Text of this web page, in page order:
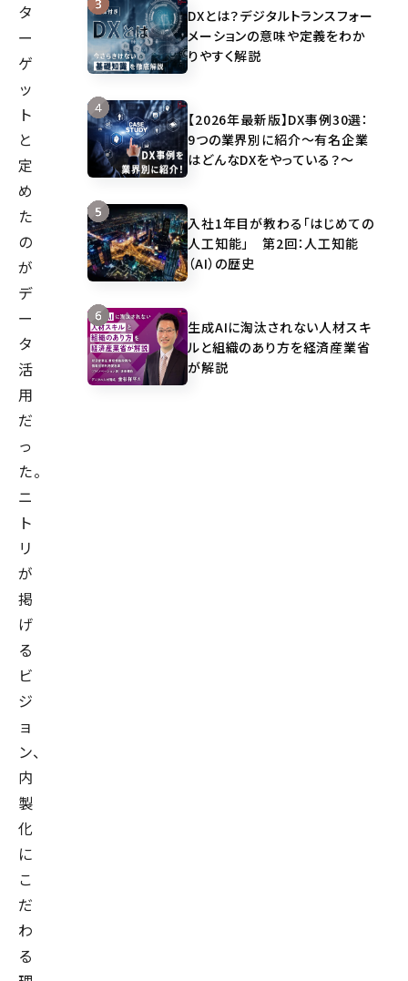
タ
ー
ゲ
ッ
ト
と
定
め
た
の
が
デ
ー
タ
活
用
だ
っ
た。
ニ
ト
リ
が
掲
げ
る
ビ
ジ
ョ
ン、
内
製
化
に
こ
だ
わ
る
DXとは？デジタルトランスフォー
メーションの意味や定義をわか
りやすく解説
【2026年最新版】DX事例30選：
9つの業界別に紹介～有名企業
はどんなDXをやっている？～
入社1年目が教わる「はじめての
人工知能」 第2回：人工知能
（AI）の歴史
生成AIに淘汰されない人材スキ
ルと組織のあり方を経済産業省
が解説